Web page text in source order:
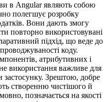
в Angular являють собою
полегшує розробку
Вони дають змогу
повторно використовувані
підхід, що веде до
коду.
атрибутивних і
використання важливе для
застосунку. Зрештою, добре
створенню чистішого й
позначається на якості